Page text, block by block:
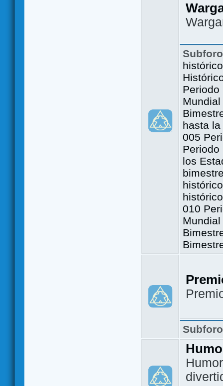
Periodo
hasta
005
Periodo
los
010